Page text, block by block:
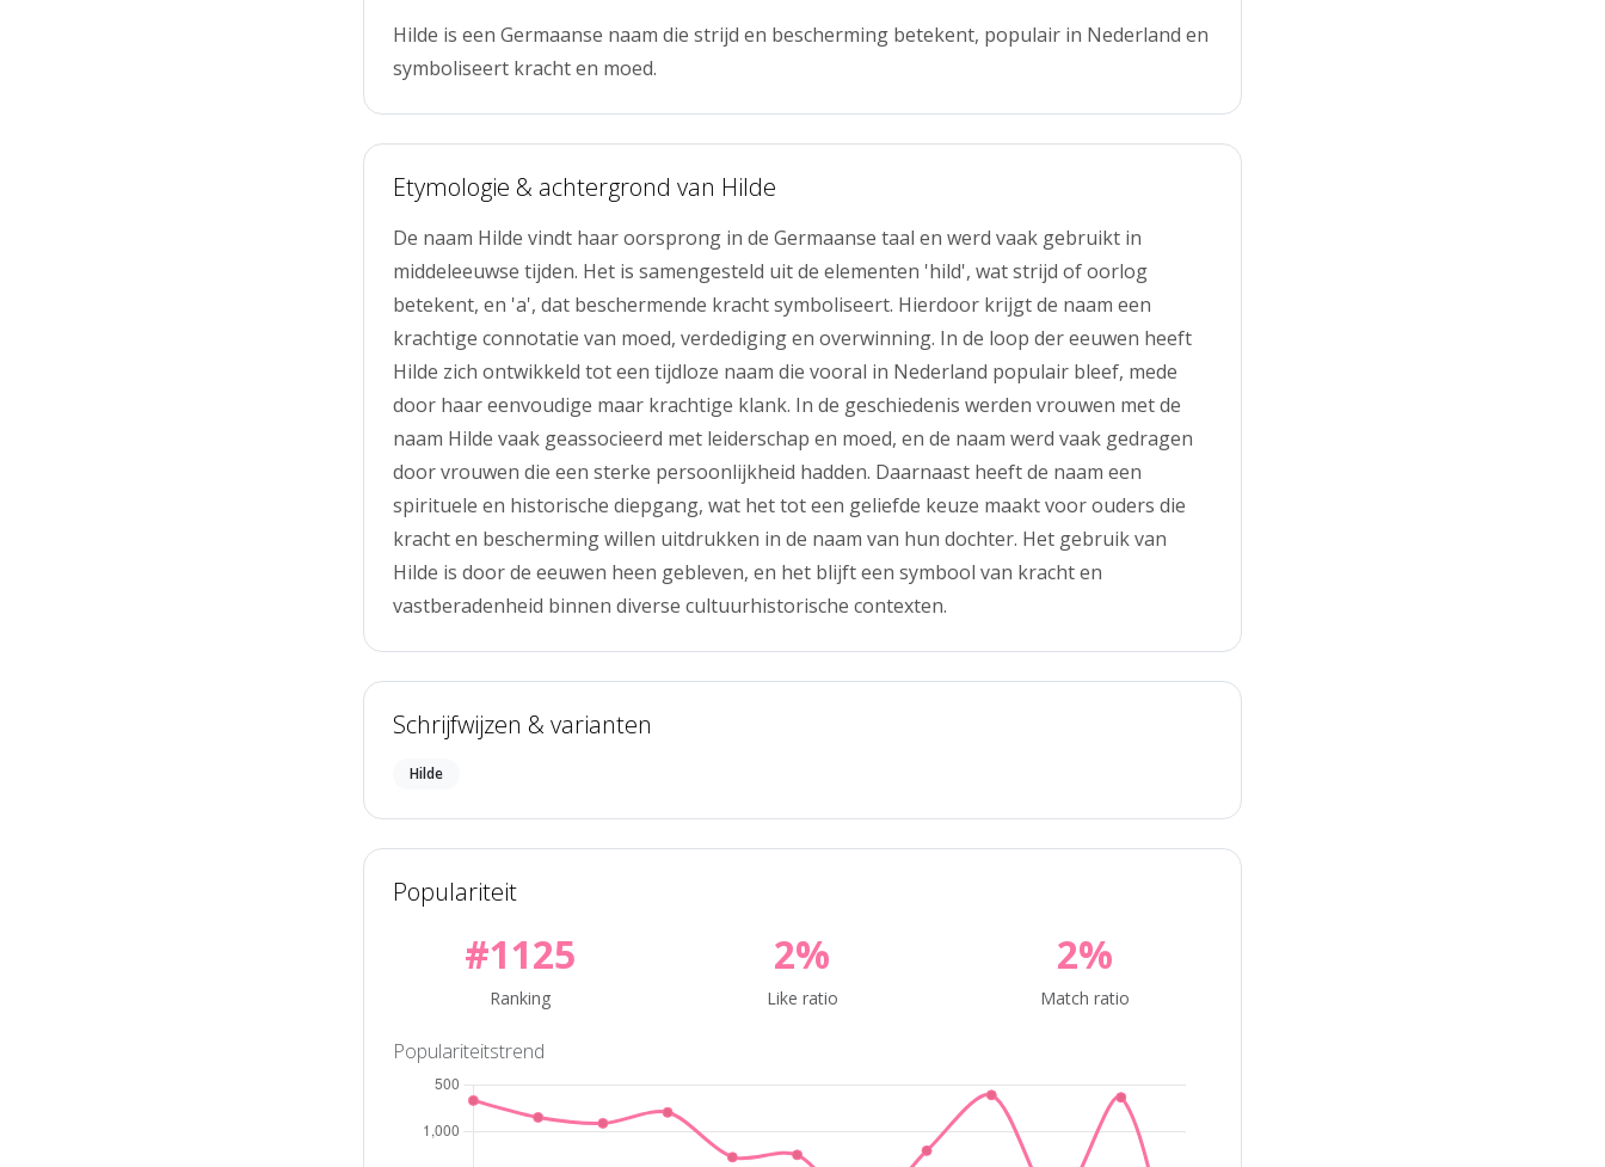
Hilde is een Germaanse naam die strijd en bescherming betekent, populair in Nederland en
symboliseert kracht en moed.
Etymologie & achtergrond van Hilde
De naam Hilde vindt haar oorsprong in de Germaanse taal en werd vaak gebruikt in
middeleeuwse tijden. Het is samengesteld uit de elementen 'hild', wat strijd of oorlog
betekent, en 'a', dat beschermende kracht symboliseert. Hierdoor krijgt de naam een
krachtige connotatie van moed, verdediging en overwinning. In de loop der eeuwen heeft
Hilde zich ontwikkeld tot een tijdloze naam die vooral in Nederland populair bleef, mede
door haar eenvoudige maar krachtige klank. In de geschiedenis werden vrouwen met de
naam Hilde vaak geassocieerd met leiderschap en moed, en de naam werd vaak gedragen
door vrouwen die een sterke persoonlijkheid hadden. Daarnaast heeft de naam een
spirituele en historische diepgang, wat het tot een geliefde keuze maakt voor ouders die
kracht en bescherming willen uitdrukken in de naam van hun dochter. Het gebruik van
Hilde is door de eeuwen heen gebleven, en het blijft een symbool van kracht en
vastberadenheid binnen diverse cultuurhistorische contexten.
Schrijfwijzen & varianten
Hilde
Populariteit
#1125
Ranking
2%
Like ratio
2%
Match ratio
Populariteitstrend